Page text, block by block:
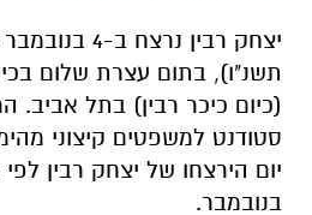
תשנ"ו), בתום עצרת שלום
(כיום כיכר רבין) בתל אביב.
סטודנט למשפטים קיצוני
בנובמבר.